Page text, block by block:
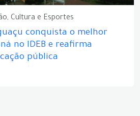
Cultura e Esportes
conquista o melhor
no IDEB e reafirma
pública